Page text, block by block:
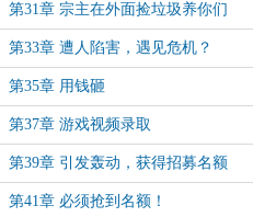
第31章 宗主在外面捡垃圾养你们
第33章 遭人陷害，遇见危机？
第35章 用钱砸
第37章 游戏视频录取
第39章 引发轰动，获得招募名额
第41章 必须抢到名额！